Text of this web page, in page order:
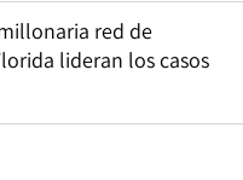
red de
lideran los casos